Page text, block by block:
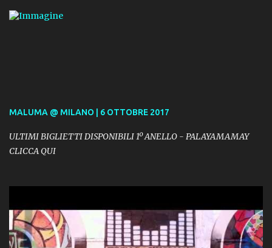
MALUMA @ MILANO | 6 OTTOBRE 2017
ULTIMI BIGLIETTI DISPONIBILI 1º ANELLO - PALAYAMAMAY
CLICCA QUI